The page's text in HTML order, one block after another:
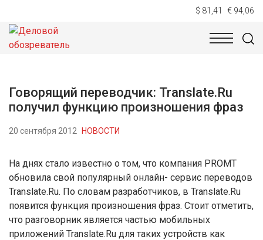
$ 81,41 € 94,06
НОВОСТИ
Говорящий переводчик: Translate.Ru
получил функцию произношения фраз
20 сентября 2012 НОВОСТИ
На днях стало известно о том, что компания PROMT
обновила свой популярный онлайн- сервис переводов
Translate.Ru. По словам разработчиков, в Translate.Ru
появится функция произношения фраз. Стоит отметить,
что разговорник является частью мобильных
приложений Translate.Ru для таких устройств как